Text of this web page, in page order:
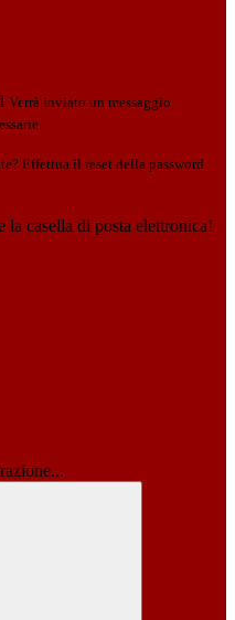
Verrà inviato un messaggio
Effettua il reset della password
casella di posta elettronica!